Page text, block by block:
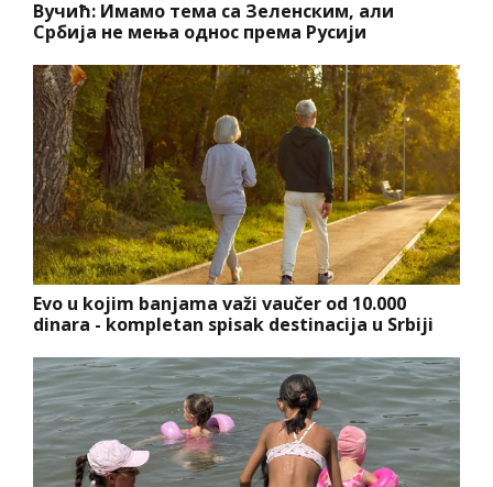
Вучић: Имамо тема са Зеленским, али
Србија не мења однос према Русији
Evo u kojim banjama važi vaučer od 10.000
dinara - kompletan spisak destinacija u Srbiji